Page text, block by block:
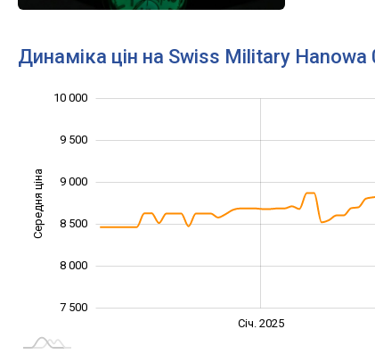
Динаміка цін на Swiss Military
Середня ціна
7 500
8 000
8 500
9 000
9 500
10 000
Січ. 2025